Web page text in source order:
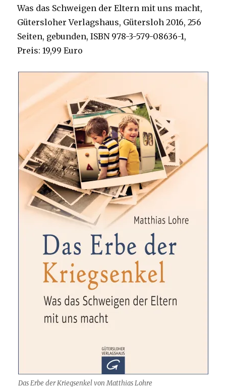
Was das Schweigen der Eltern mit uns macht,
Gütersloher Verlagshaus, Gütersloh 2016, 256
Seiten, gebunden, ISBN 978-3-579-08636-1,
Preis: 19,99 Euro
Das Erbe der Kriegsenkel von Matthias Lohre